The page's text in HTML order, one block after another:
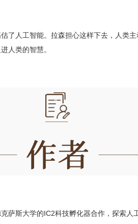
了人工智能。拉森担心这样下去，人类
人类的智慧。
萨斯大学的IC2科技孵化器合作，探索人